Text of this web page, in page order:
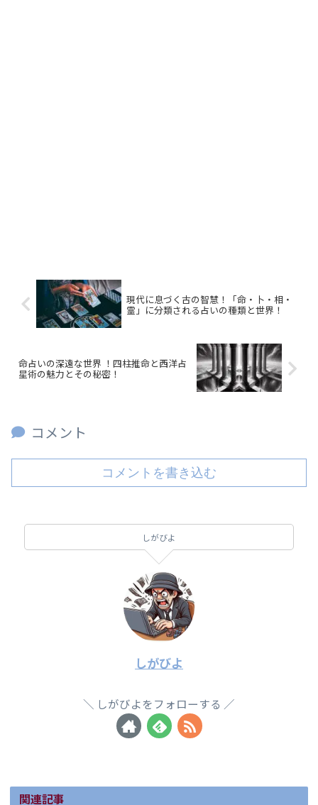
現代に息づく古の智慧！「命・卜・相・
霊」に分類される占いの種類と世界！
命占いの深遠な世界 ！四柱推命と西洋占
星術の魅力とその秘密！
コメント
コメントを書き込む
しがびよ
しがびよ
しがびよをフォローする
関連記事